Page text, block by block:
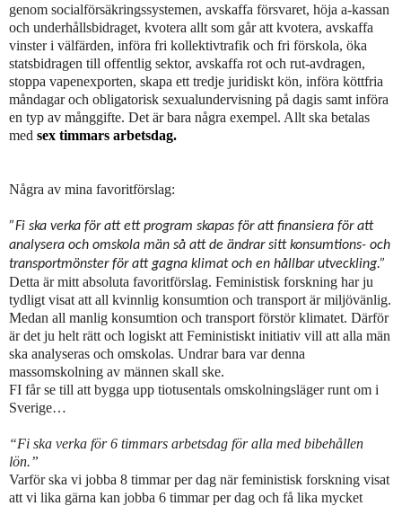
genom socialförsäkringssystemen, avskaffa försvaret, höja a-kassan
och underhållsbidraget, kvotera allt som går att kvotera, avskaffa
vinster i välfärden, införa fri kollektivtrafik och fri förskola, öka
statsbidragen till offentlig sektor, avskaffa rot och rut-avdragen,
stoppa vapenexporten, skapa ett tredje juridiskt kön, införa köttfria
måndagar och obligatorisk sexualundervisning på dagis samt införa
en typ av månggifte. Det är bara några exempel. Allt ska betalas
med sex timmars arbetsdag.
Några av mina favoritförslag:
”Fi ska verka för att ett program skapas för att finansiera för att
analysera och omskola män så att de ändrar sitt konsumtions- och
transportmönster för att gagna klimat och en hållbar utveckling.”
Detta är mitt absoluta favoritförslag. Feministisk forskning har ju
tydligt visat att all kvinnlig konsumtion och transport är miljövänlig.
Medan all manlig konsumtion och transport förstör klimatet. Därför
är det ju helt rätt och logiskt att Feministiskt initiativ vill att alla män
ska analyseras och omskolas. Undrar bara var denna
massomskolning av männen skall ske.
FI får se till att bygga upp tiotusentals omskolningsläger runt om i
Sverige…
“Fi ska verka för 6 timmars arbetsdag för alla med bibehållen
lön.”
Varför ska vi jobba 8 timmar per dag när feministisk forskning visat
att vi lika gärna kan jobba 6 timmar per dag och få lika mycket